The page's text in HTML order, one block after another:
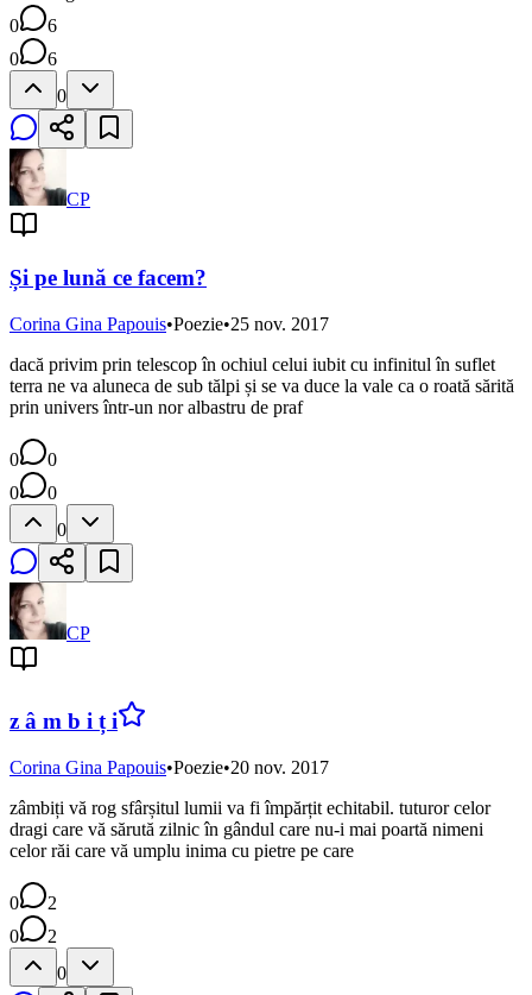
0
6
0
6
0
CP
Și pe lună ce facem?
Corina Gina Papouis•Poezie•25 nov. 2017
dacă privim prin telescop în ochiul celui iubit cu infinitul în suflet
terra ne va aluneca de sub tălpi și se va duce la vale ca o roată sărită
prin univers într-un nor albastru de praf
0
0
0
0
0
CP
z â m b i ț i
Corina Gina Papouis•Poezie•20 nov. 2017
zâmbiți vă rog sfârșitul lumii va fi împărțit echitabil. tuturor celor
dragi care vă sărută zilnic în gândul care nu-i mai poartă nimeni
celor răi care vă umplu inima cu pietre pe care
0
2
0
2
0